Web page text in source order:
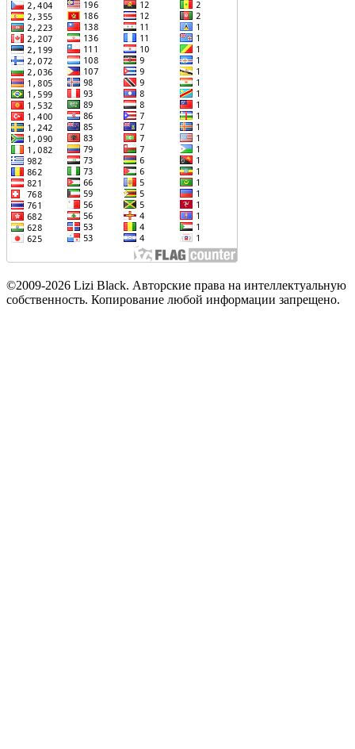
©2009-2026 Lizi Black. Авторские права на интеллектуальную
собственность. Копирование любой информации запрещено.